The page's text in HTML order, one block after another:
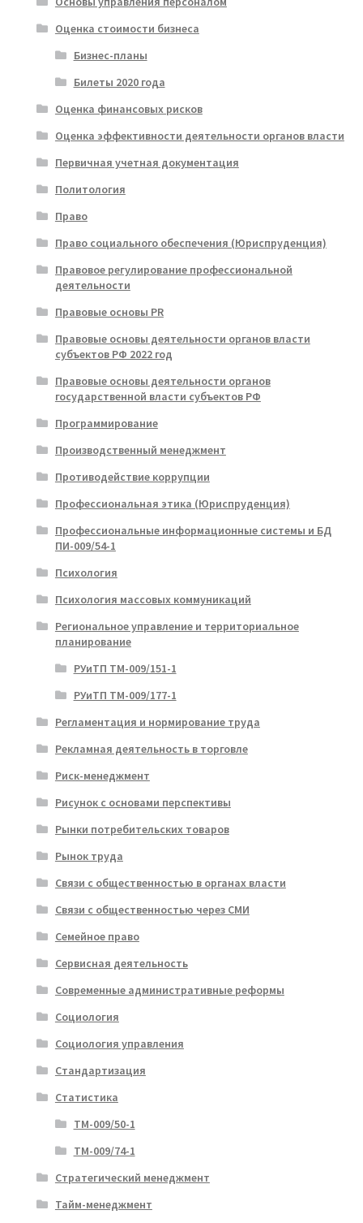
Оценка стоимости бизнеса
Бизнес-планы
Билеты 2020 года
Оценка финансовых рисков
Оценка эффективности деятельности органов власти
Первичная учетная документация
Политология
Право
Право социального обеспечения (Юриспруденция)
Правовое регулирование профессиональной
деятельности
Правовые основы PR
Правовые основы деятельности органов власти
субъектов РФ 2022 год
Правовые основы деятельности органов
государственной власти субъектов РФ
Программирование
Производственный менеджмент
Противодействие коррупции
Профессиональная этика (Юриспруденция)
Профессиональные информационные системы и БД
ПИ-009/54-1
Психология
Психология массовых коммуникаций
Региональное управление и территориальное
планирование
РУиТП ТМ-009/151-1
РУиТП ТМ-009/177-1
Регламентация и нормирование труда
Рекламная деятельность в торговле
Риск-менеджмент
Рисунок с основами перспективы
Рынки потребительских товаров
Рынок труда
Связи с общественностью в органах власти
Связи с общественностью через СМИ
Семейное право
Сервисная деятельность
Современные административные реформы
Социология
Социология управления
Стандартизация
Статистика
ТМ-009/50-1
ТМ-009/74-1
Стратегический менеджмент
Тайм-менеджмент